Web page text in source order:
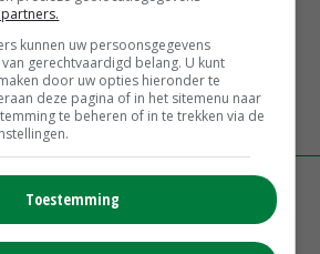
jezelf niet weg en doe vooral ook waar
van wordt’
13:31
kunnen uw persoonsgegevens
gerechtvaardigd belang. U kunt
door uw opties hieronder te
deze pagina of in het sitemenu naar
te beheren of in te trekken via de
Toestemming